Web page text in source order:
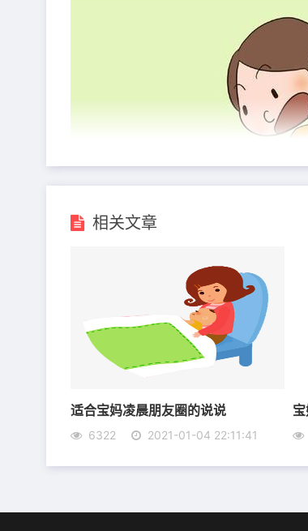
6、今天21岁，没有经验，但会努力表
7、要洒脱，要酷，要不负野心，祝愿
相关文章
适合宝妈凌晨朋友圈的说说
6322 2021-01-04 22:11:41